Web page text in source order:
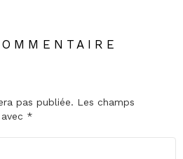
pas publiée. Les champs
*